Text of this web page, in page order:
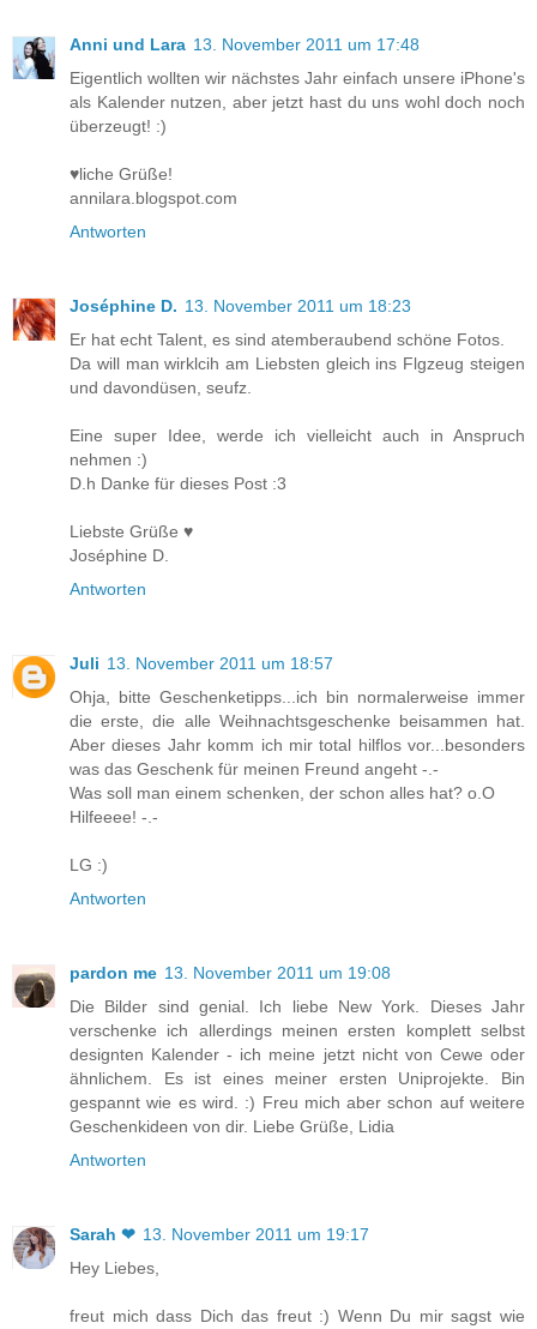
Anni und Lara 13. November 2011 um 17:48
Eigentlich wollten wir nächstes Jahr einfach unsere iPhone's
als Kalender nutzen, aber jetzt hast du uns wohl doch noch
überzeugt! :)
♥liche Grüße!
annilara.blogspot.com
Antworten
Joséphine D. 13. November 2011 um 18:23
Er hat echt Talent, es sind atemberaubend schöne Fotos.
Da will man wirklcih am Liebsten gleich ins Flgzeug steigen
und davondüsen, seufz.
Eine super Idee, werde ich vielleicht auch in Anspruch
nehmen :)
D.h Danke für dieses Post :3
Liebste Grüße ♥
Joséphine D.
Antworten
Juli 13. November 2011 um 18:57
Ohja, bitte Geschenketipps...ich bin normalerweise immer
die erste, die alle Weihnachtsgeschenke beisammen hat.
Aber dieses Jahr komm ich mir total hilflos vor...besonders
was das Geschenk für meinen Freund angeht -.-
Was soll man einem schenken, der schon alles hat? o.O
Hilfeeee! -.-
LG :)
Antworten
pardon me 13. November 2011 um 19:08
Die Bilder sind genial. Ich liebe New York. Dieses Jahr
verschenke ich allerdings meinen ersten komplett selbst
designten Kalender - ich meine jetzt nicht von Cewe oder
ähnlichem. Es ist eines meiner ersten Uniprojekte. Bin
gespannt wie es wird. :) Freu mich aber schon auf weitere
Geschenkideen von dir. Liebe Grüße, Lidia
Antworten
Sarah ❤ 13. November 2011 um 19:17
Hey Liebes,
freut mich dass Dich das freut :) Wenn Du mir sagst wie